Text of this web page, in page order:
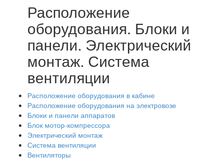
Расположение
оборудования. Блоки и
панели. Электрический
монтаж. Система
вентиляции
Расположение оборудования в кабине
Расположение оборудования на электровозе
Блоки и панели аппаратов
Блок мотор-компрессора
Электрический монтаж
Система вентиляции
Вентиляторы